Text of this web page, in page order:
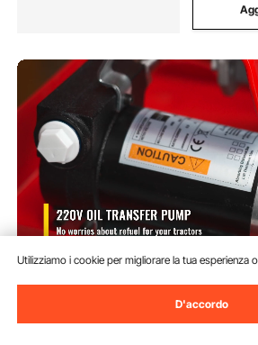
VEVOR
40L/min
Utilizziamo i cookie per migliorare la tua esperienza
D'accordo